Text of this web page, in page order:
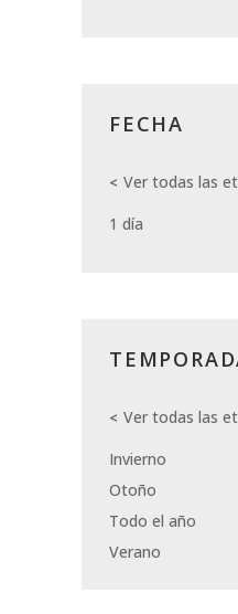
FECHA
Ver todas las
1 día
Ver todas las
Invierno
Otoño
Todo el año
Verano